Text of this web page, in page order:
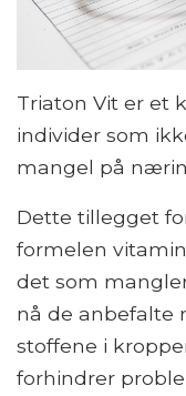
Triaton Vit er et
individer som
mangel på
Dette tillegget
formelen
det som
nå de anbefalte
stoffene i
forhindrer